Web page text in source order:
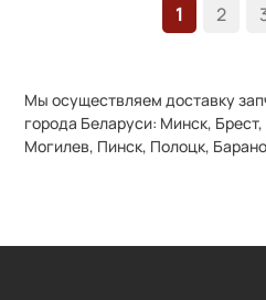
1 2
Мы осуществляем доставку
города Беларуси: Минск,
Могилев, Пинск, Полоцк,